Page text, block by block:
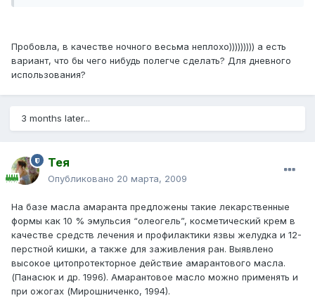
Пробовла, в качестве ночного весьма неплохо))))))))) а есть
вариант, что бы чего нибудь полегче сделать? Для дневного
использования?
3 months later...
Тея
Опубликовано 20 марта, 2009
На базе масла амаранта предложены такие лекарственные
формы как 10 % эмульсия “олеогель”, косметический крем в
качестве средств лечения и профилактики язвы желудка и 12-
перстной кишки, а также для заживления ран. Выявлено
высокое цитопротекторное действие амарантового масла.
(Панасюк и др. 1996). Амарантовое масло можно применять и
при ожогах (Мирошниченко, 1994).